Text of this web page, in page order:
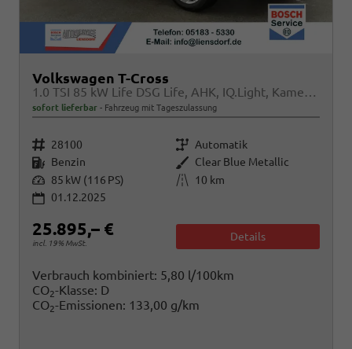
Volkswagen T-Cross
1.0 TSI 85 kW Life DSG Life, AHK, IQ.Light, Kamera, ACC, Side, Winter, 17-Zoll
sofort lieferbar Fahrzeug mit Tageszulassung
Fahrzeugnr. 28100 Getriebe Automatik
Kraftstoff Benzin Außenfarbe Clear Blue Metallic
Leistung 85 kW (116 PS) Kilometerstand
10 km
01.12.2025
25.895,– €
incl. 19% MwSt.
Details
Verbrauch kombiniert: 5,80 l/100km
CO2-Klasse: D
CO2-Emissionen: 133,00 g/km